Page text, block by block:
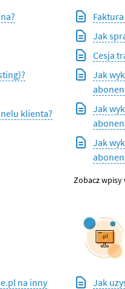
klienta?
Jak
Cesja
Jak
Jak
Jak
Zobacz wpisy
na inny
Jak